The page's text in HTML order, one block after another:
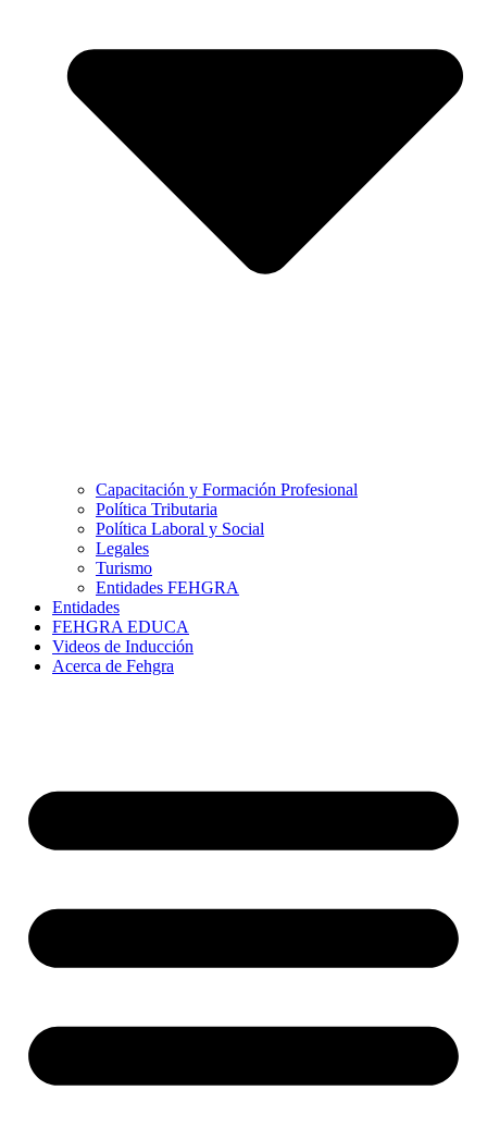
Capacitación y Formación Profesional
Política Tributaria
Política Laboral y Social
Legales
Turismo
Entidades FEHGRA
Entidades
FEHGRA EDUCA
Videos de Inducción
Acerca de Fehgra